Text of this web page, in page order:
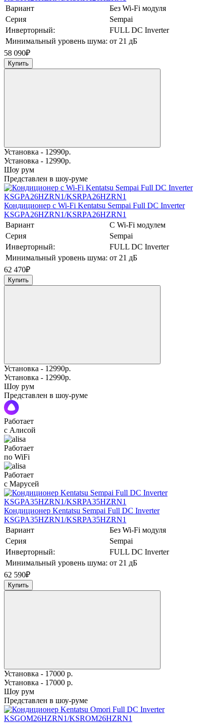
Вариант
Без Wi-Fi модуля
Серия
Sempai
Инверторный:
FULL DC Inverter
Минимальный уровень шума: от 21 дБ
58 090₽
Купить
Установка - 12990р.
Установка - 12990р.
Шоу рум
Представлен в шоу-руме
Кондиционер с Wi-Fi Kentatsu Sempai Full DC Inverter
KSGPA26HZRN1/KSRPA26HZRN1
Вариант
С Wi-Fi модулем
Серия
Sempai
Инверторный:
FULL DC Inverter
Минимальный уровень шума: от 21 дБ
62 470₽
Купить
Установка - 12990р.
Установка - 12990р.
Шоу рум
Представлен в шоу-руме
Работает
с Алисой
Работает
по WiFi
Работает
с Марусей
Кондиционер Kentatsu Sempai Full DC Inverter
KSGPA35HZRN1/KSRPA35HZRN1
Вариант
Без Wi-Fi модуля
Серия
Sempai
Инверторный:
FULL DC Inverter
Минимальный уровень шума: от 21 дБ
62 590₽
Купить
Установка - 17000 р.
Установка - 17000 р.
Шоу рум
Представлен в шоу-руме